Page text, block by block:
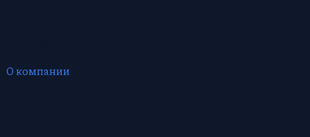
О компании